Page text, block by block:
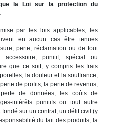
la Loi sur la protection du
par les lois applicables, les
en aucun cas être tenues
perte, réclamation ou de tout
accessoire, punitif, spécial ou
que ce soit, y compris les frais
la douleur et la souffrance,
de profits, la perte de revenus,
de données, les coûts de
intérêts punitifs ou tout autre
sur un contrat, un délit civil (y
du fait des produits, la